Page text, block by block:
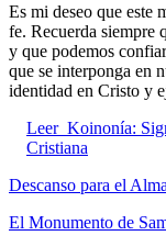
Es mi deseo que este
fe. Recuerda siempre
y que podemos
que se interponga en
identidad en Cristo y
Leer Koinonía:
Cristiana
Descanso para el
El Monumento de